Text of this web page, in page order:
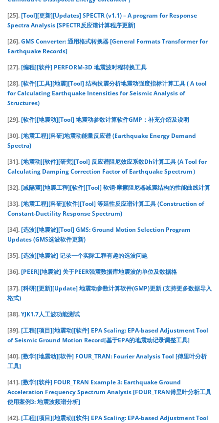
[25].[Tool][更新][Updates] SPECTR (v1.1) – A program for Response
Spectra Analysis [SPECTR反应谱计算程序更新]
[26].GMS Converter: 通用格式转换器 [General Formats Transformer for
Earthquake Records]
[27].[编程][软件] PERFORM-3D 地震波时程转换工具
[28].[软件][工具][地震][Tool] 结构抗震分析地震动强度指标计算工具 ( A tool
for Calculating Earthquake Intensities for Seismic Analysis of
Structures)
[29].[软件][地震动][Tool] 地震动参数计算软件GMP：补充介绍及说明
[30].[地震工程][科研]地震动能量反应谱 (Earthquake Energy Demand
Spectra)
[31].[地震动][软件][研究][Tool] 反应谱阻尼效应系数Dh计算工具 (A Tool for
Calculating Damping Correction Factor of Earthquake Spectrum）
[32].[减隔震][地震工程][软件][Tool] 软钢·摩擦阻尼器减震结构的性能曲线计算
[33].[地震工程][科研][软件][Tool] 等延性反应谱计算工具 (Construction of
Constant-Ductility Response Spectrum)
[34].[选波][地震波][Tool] GMS: Ground Motion Selection Program
Updates (GMS选波软件更新)
[35].[选波][地震波] 记录一个实际工程有趣的选波问题
[36].[PEER][地震波] 关于PEER强震数据库地震波的单位及数据格
[37].[科研][更新][Update] 地震动参数计算软件(GMP)更新 (支持更多数据导入
格式)
[38].YJK1.7人工波功能测试
[39].[工程][项目][地震动][软件] EPA Scaling: EPA-based Adjustment Tool
of Seismic Ground Motion Record[基于EPA的地震动记录调整工具]
[40].[数学][地震动][软件] FOUR_TRAN: Fourier Analysis Tool [傅里叶分析
工具]
[41].[数学][软件] FOUR_TRAN Example 3: Earthquake Ground
Acceleration Frequency Spectrum Analysis [FOUR_TRAN傅里叶分析工具
使用案例3: 地震波频谱分析]
[42].[工程][项目][地震动][软件] EPA Scaling: EPA-based Adjustment Tool